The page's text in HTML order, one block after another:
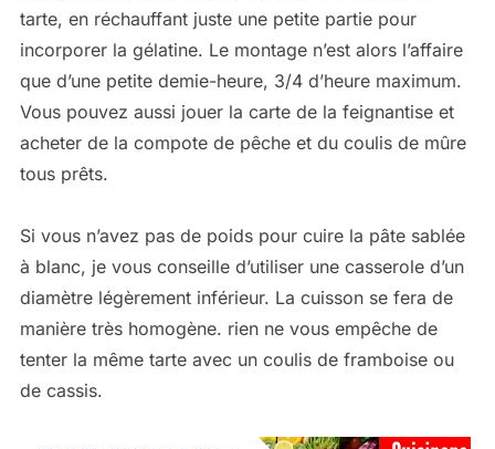
tarte, en réchauffant juste une petite partie pour
incorporer la gélatine. Le montage n’est alors l’affaire
que d’une petite demie-heure, 3/4 d’heure maximum.
Vous pouvez aussi jouer la carte de la feignantise et
acheter de la compote de pêche et du coulis de mûre
tous prêts.
Si vous n’avez pas de poids pour cuire la pâte sablée
à blanc, je vous conseille d’utiliser une casserole d’un
diamètre légèrement inférieur. La cuisson se fera de
manière très homogène. rien ne vous empêche de
tenter la même tarte avec un coulis de framboise ou
de cassis.